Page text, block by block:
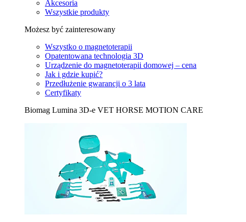
Akcesoria
Wszystkie produkty
Możesz być zainteresowany
Wszystko o magnetoterapii
Opatentowana technologia 3D
Urządzenie do magnetoterapii domowej – cena
Jak i gdzie kupić?
Przedłużenie gwarancji o 3 lata
Certyfikaty
Biomag Lumina 3D-e VET HORSE MOTION CARE